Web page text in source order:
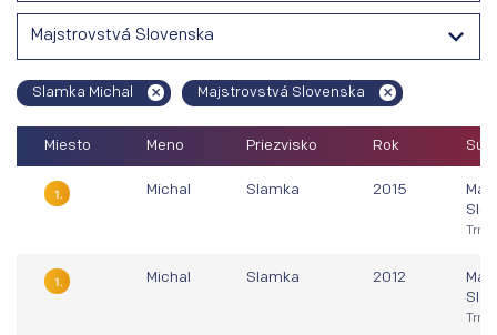
Majstrovstvá Slovenska
Slamka Michal Majstrovstvá Slovenska
Miesto Meno Priezvisko Rok
1. Michal Slamka 2015
1. Michal Slamka 2012